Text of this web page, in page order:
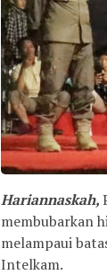
Hariannaskah,
membubarkan
melampaui
Intelkam.